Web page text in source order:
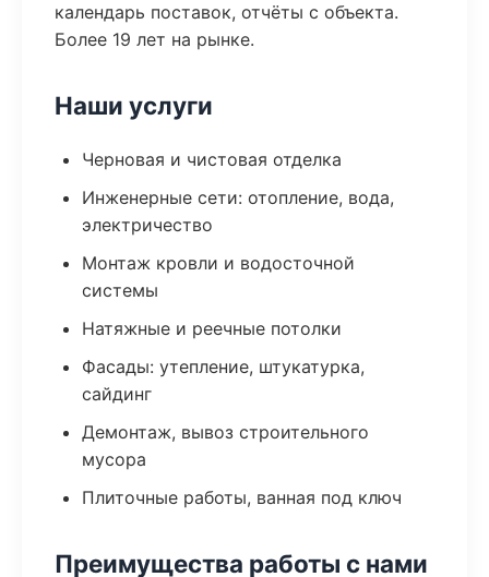
календарь поставок, отчёты с объекта.
Более 19 лет на рынке.
Наши услуги
Черновая и чистовая отделка
Инженерные сети: отопление, вода,
электричество
Монтаж кровли и водосточной
системы
Натяжные и реечные потолки
Фасады: утепление, штукатурка,
сайдинг
Демонтаж, вывоз строительного
мусора
Плиточные работы, ванная под ключ
Преимущества работы с нами